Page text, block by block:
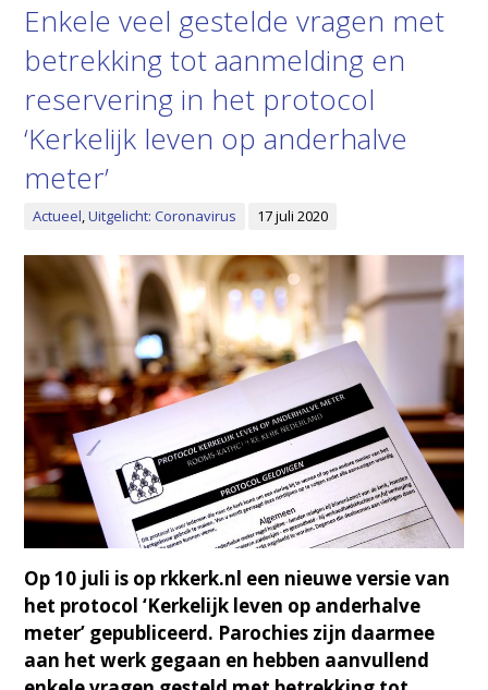
Enkele veel gestelde vragen met
betrekking tot aanmelding en
reservering in het protocol
‘Kerkelijk leven op anderhalve
meter’
Actueel,Uitgelicht: Coronavirus 17 juli 2020
Op 10 juli is op rkkerk.nl een nieuwe versie van
het protocol ‘Kerkelijk leven op anderhalve
meter’ gepubliceerd. Parochies zijn daarmee
aan het werk gegaan en hebben aanvullend